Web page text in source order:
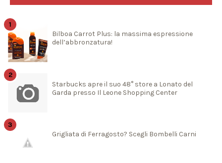
Bilboa Carrot Plus: la massima espressione
dell’abbronzatura!
Starbucks apre il suo 48° store a Lonato del
Garda presso Il Leone Shopping Center
Grigliata di Ferragosto? Scegli Bombelli Carni